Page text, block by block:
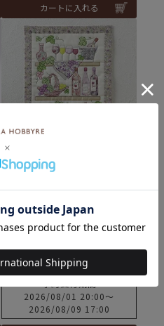
カートに入れる
難易度：
予約商品
こちらは予約商品です
¥7,480税込
2026/08/01 20:00〜
2026/08/09 17:00